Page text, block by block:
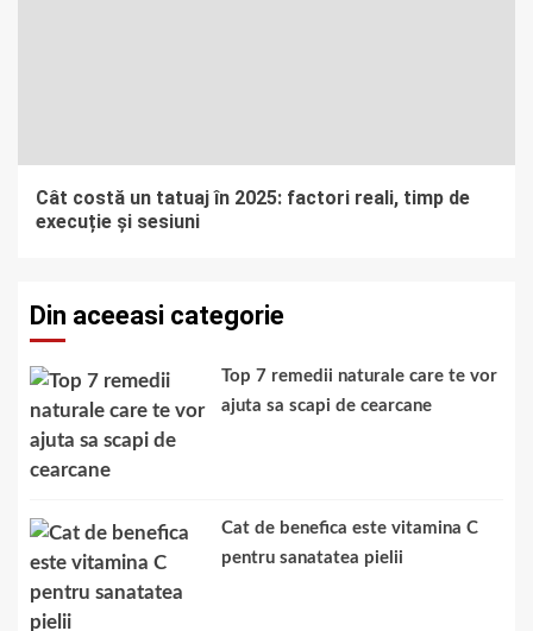
Cât costă un tatuaj în 2025: factori reali, timp de
execuție și sesiuni
Din aceeasi categorie
Top 7 remedii naturale care te vor
ajuta sa scapi de cearcane
Cat de benefica este vitamina C
pentru sanatatea pielii